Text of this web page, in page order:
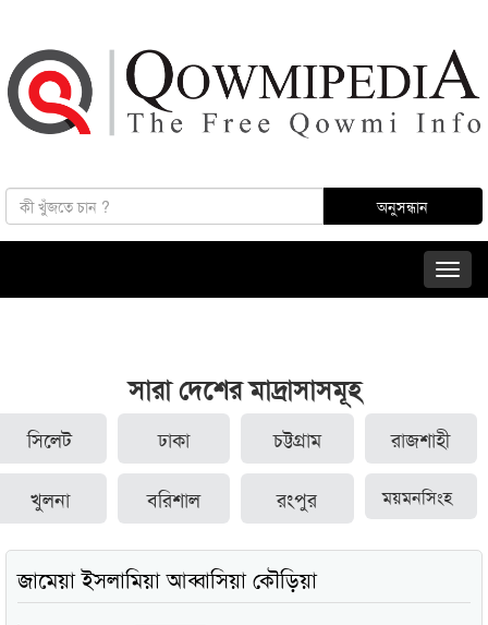
সারা দেশের মাদ্রাসাসমূহ
সিলেট ঢাকা চট্টগ্রাম রাজশাহী
খুলনা বরিশাল রংপুর ময়মনসিংহ
জামেয়া ইসলামিয়া আব্বাসিয়া কৌড়িয়া